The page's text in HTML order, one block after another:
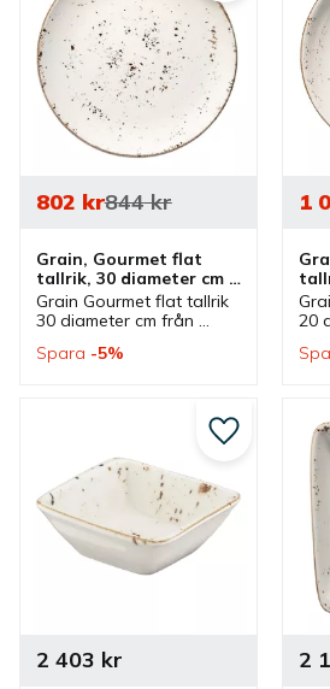
Grain, Gourmet flat
tallrik, 30 diameter cm -
6 st/fp
Grain Gourmet flat tallrik
30 diameter cm från
serie där flera delar
802 kr844kr
Spara 5%
12
20
1
2 403 kr
Lägg till i
2